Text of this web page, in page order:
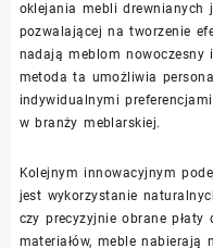
oklejania mebli drewnianych
pozwalającej na tworzenie
nadają meblom nowoczesny
metoda ta umożliwia
indywidualnymi
w branży meblarskiej.
Kolejnym innowacyjnym
jest wykorzystanie
czy precyzyjnie obrane
materiałów, meble nabierają